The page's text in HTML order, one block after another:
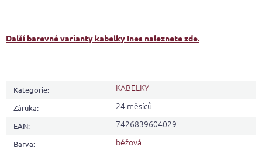
Další barevné varianty kabelky Ines naleznete zde.
Kategorie: KABELKY
Záruka: 24 měsíců
EAN: 7426839604029
Barva: béžová